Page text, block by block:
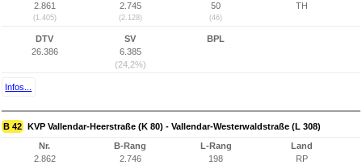
2.861
(1.405)
2.745
(2.128)
50
(46)
TH
DTV
26.386
SV
6.385
(24,2%)
BPL
Infos...
B 42 KVP Vallendar-Heerstraße (K 80) - Vallendar-Westerwaldstraße (L 308)
Nr.
2.862
B-Rang
2.746
L-Rang
198
Land
RP